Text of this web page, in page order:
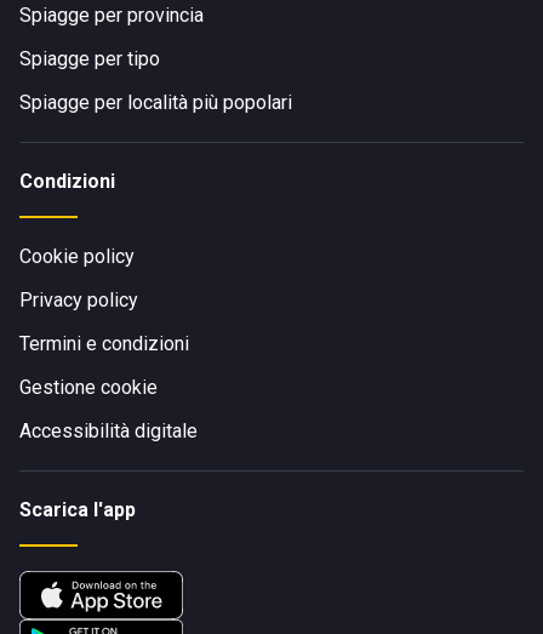
Spiagge per provincia
Spiagge per tipo
Spiagge per località più popolari
Condizioni
Cookie policy
Privacy policy
Termini e condizioni
Gestione cookie
Accessibilità digitale
Scarica l'app